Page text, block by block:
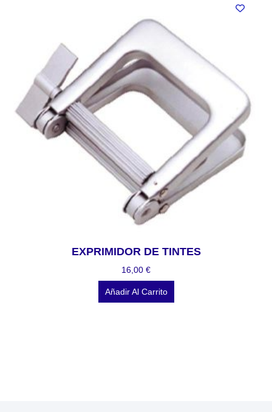
EXPRIMIDOR DE TINTES
16,00 €
Añadir Al Carrito